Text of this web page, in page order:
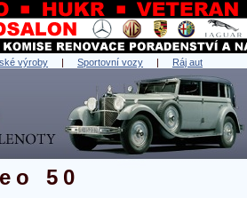
výroby | Sportovní vozy | Ráj aut
50